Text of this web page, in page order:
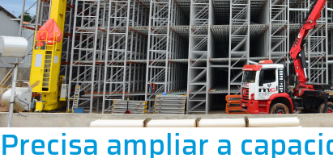
Precisa ampliar a